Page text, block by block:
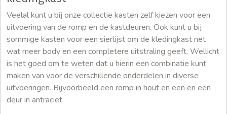
Veelal kunt u bij onze collectie kasten zelf kiezen voor een
uitvoering van de romp en de kastdeuren. Ook kunt u bij
sommige kasten voor een sierlijst om de kledingkast net
wat meer body en een completere uitstraling geeft. Wellicht
is het goed om te weten dat u hierin een combinatie kunt
maken van voor de verschillende onderdelen in diverse
uitvoeringen. Bijvoorbeeld een romp in hout en een en een
deur in antraciet.